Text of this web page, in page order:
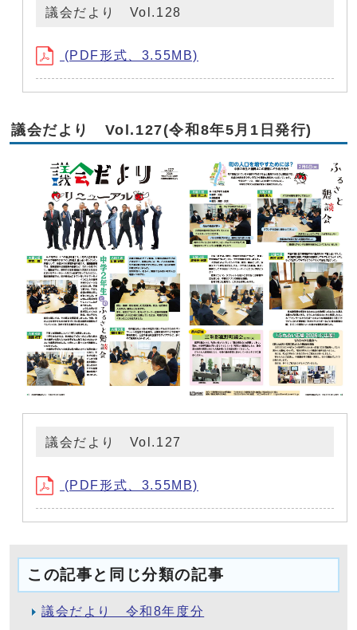
議会だより Vol.128
(PDF形式、3.55MB)
議会だより Vol.127(令和8年5月1日発行)
議会だより Vol.127
(PDF形式、3.55MB)
この記事と同じ分類の記事
議会だより 令和8年度分